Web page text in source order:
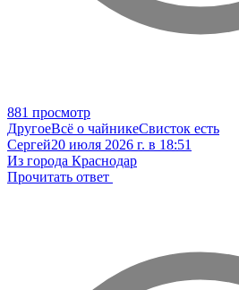
881 просмотр
ДругоеВсё о чайникеСвисток есть
Сергей20 июля 2026 г. в 18:51
Из города Краснодар
Прочитать ответ